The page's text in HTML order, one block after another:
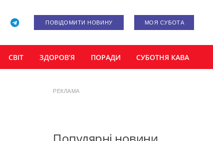
ПОВІДОМИТИ НОВИНУ МОЯ СУБОТА
СВІТ ЗДОРОВ’Я ПОРАДИ СУБОТНЯ КАВА
РЕКЛАМА